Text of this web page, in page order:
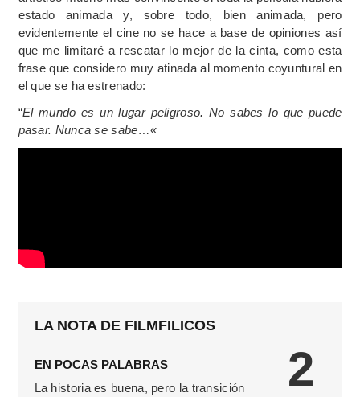
estado animada y, sobre todo, bien animada, pero
evidentemente el cine no se hace a base de opiniones así
que me limitaré a rescatar lo mejor de la cinta, como esta
frase que considero muy atinada al momento coyuntural en
el que se ha estrenado:
“El mundo es un lugar peligroso. No sabes lo que puede
pasar. Nunca se sabe…«
LA NOTA DE FILMFILICOS
EN POCAS PALABRAS
La historia es buena, pero la transición
2